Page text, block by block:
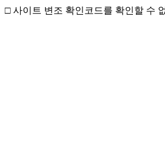
□ 사이트 변조 확인코드를 확인할 수